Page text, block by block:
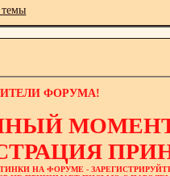
ФОРУМА!
НА ФОРУМЕ -